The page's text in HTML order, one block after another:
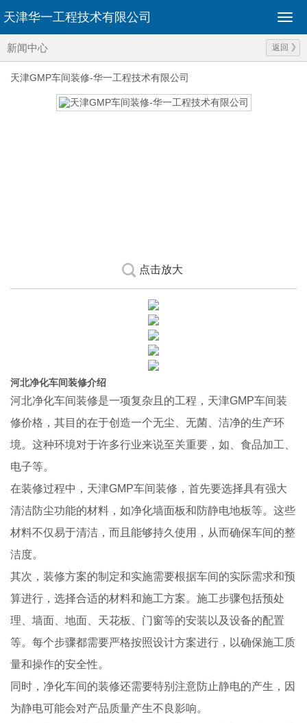
天津华一工程技术有限公司
新闻中心 返回
天津GMP车间装修-华一工程技术有限公司
点击放大
河北净化车间装修介绍
河北净化车间装修是一项复杂且的工程，天津GMP车间装
修价格，其目的在于创造一个无尘、无菌、洁净的生产环
境。这种环境对于许多行业来说至关重要，如、食品加工、
电子等。
在装修过程中，天津GMP车间装修，首先要选择具有强大
清洁防尘功能的材料，如净化墙面板和防静电地板等。这些
材料不仅易于清洁，而且能够持久使用，从而确保车间的整
洁度。
其次，装修方案的制定和实施需要根据车间的实际需求和预
算进行，选择合适的材料和施工方案。施工步骤包括预处
理、墙面、地面、天花板、门窗等的安装以及设备的配置
等。每个步骤都需要严格按照设计方案进行，以确保施工质
量和操作的安全性。
同时，净化车间的装修还需要特别注意防止静电的产生，因
为静电可能会对产品质量产生不良影响。